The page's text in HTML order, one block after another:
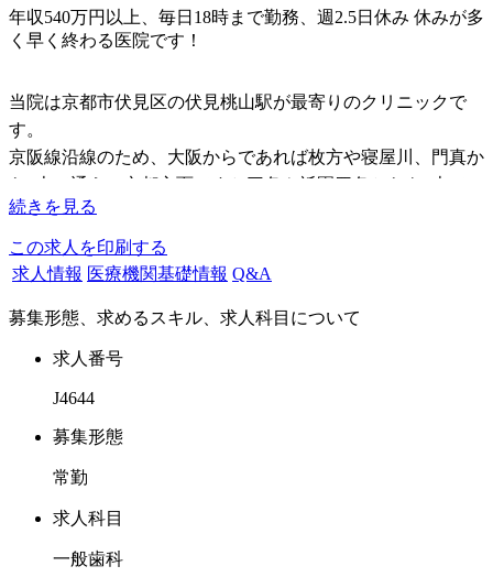
年収540万円以上、毎日18時まで勤務、週2.5日休み 休みが多
く早く終わる医院です！
当院は京都市伏見区の伏見桃山駅が最寄りのクリニックで
す。
京阪線沿線のため、大阪からであれば枚方や寝屋川、門真か
ら1本で通え、京都方面ですと三条や祇園四条からも1本で
す。
また、近鉄の桃山御陵前駅も最寄りのため、こちらからでも
通勤が可能です。
治市や田辺市からも1本で通勤が可能となります。
車であっても京都市内はもちろん、田辺や宇治、伏見周辺で
【当院の特徴】
●固定休みが多い (週2.5日休みです！)
●給与が低くない (年収540万円以上のスタートです！)
●入社日から社会保険に加入可能
続きを見る
この求人を印刷する
求人情報 医療機関基礎情報 Q&A
募集形態、求めるスキル、求人科目について
求人番号
J4644
募集形態
常勤
求人科目
一般歯科